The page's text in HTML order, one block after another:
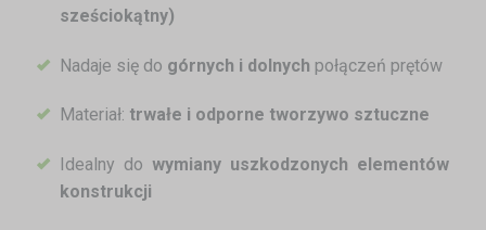
sześciokątny)
Nadaje się do górnych i dolnych połączeń prętów
Materiał: trwałe i odporne tworzywo sztuczne
Idealny do wymiany uszkodzonych elementów
konstrukcji